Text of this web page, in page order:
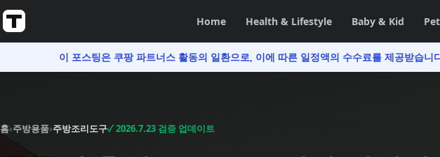
Home Health & Lifestyle Baby & Kid Pet
이 포스팅은 쿠팡 파트너스 활동의 일환으로, 이에 따른 일정액의 수수료를 제공받습니
홈›주방용품›주방조리도구✓2026.7.23 검증 업데이트